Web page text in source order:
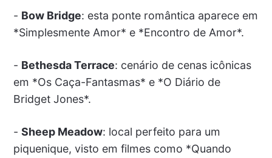
- Bow Bridge: esta ponte romântica aparece em
*Simplesmente Amor* e *Encontro de Amor*.
- Bethesda Terrace: cenário de cenas icônicas
em *Os Caça-Fantasmas* e *O Diário de
Bridget Jones*.
- Sheep Meadow: local perfeito para um
piquenique, visto em filmes como *Quando